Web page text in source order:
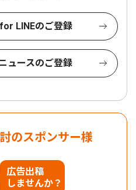
LINEのご登録
ュースのご登録
のスポンサー様
広告出稿
しませんか？